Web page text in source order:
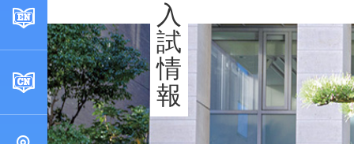
入
試
情
報